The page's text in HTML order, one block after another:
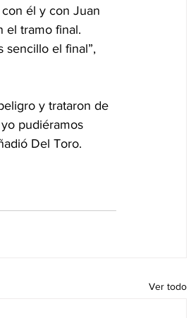
él y con Juan
el tramo final.
sencillo el final”,
y trataron de
pudiéramos
Del Toro.
Ver todo